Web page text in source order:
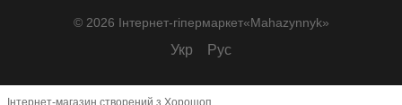
© 2026 Інтернет-гіпермаркет«Mahazynnyk»
Укр Рус
Інтернет-магазин створений з Хорошоп